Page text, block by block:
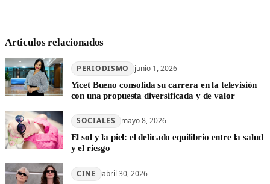
Articulos relacionados
PERIODISMO junio 1, 2026
Yicet Bueno consolida su carrera en la televisión
con una propuesta diversificada y de valor
SOCIALES mayo 8, 2026
El sol y la piel: el delicado equilibrio entre la salud
y el riesgo
CINE abril 30, 2026